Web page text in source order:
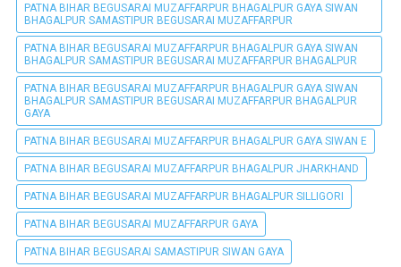
PATNA BIHAR BEGUSARAI MUZAFFARPUR BHAGALPUR GAYA SIWAN
BHAGALPUR SAMASTIPUR BEGUSARAI MUZAFFARPUR
PATNA BIHAR BEGUSARAI MUZAFFARPUR BHAGALPUR GAYA SIWAN
BHAGALPUR SAMASTIPUR BEGUSARAI MUZAFFARPUR BHAGALPUR
PATNA BIHAR BEGUSARAI MUZAFFARPUR BHAGALPUR GAYA SIWAN
BHAGALPUR SAMASTIPUR BEGUSARAI MUZAFFARPUR BHAGALPUR
GAYA
PATNA BIHAR BEGUSARAI MUZAFFARPUR BHAGALPUR GAYA SIWAN E
PATNA BIHAR BEGUSARAI MUZAFFARPUR BHAGALPUR JHARKHAND
PATNA BIHAR BEGUSARAI MUZAFFARPUR BHAGALPUR SILLIGORI
PATNA BIHAR BEGUSARAI MUZAFFARPUR GAYA
PATNA BIHAR BEGUSARAI SAMASTIPUR SIWAN GAYA